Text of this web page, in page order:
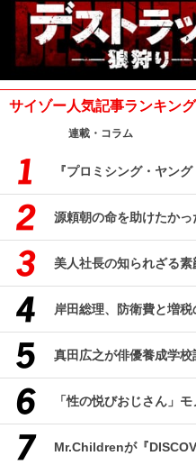
サイゾー人気記事ランキング
連載・コラム
『プロミシング・ヤン
源頼朝の命を助けたかっ
美人社長の知られざる素
岸田総理、防衛費と増税
真田広之が俳優養成学校
「性の悦びおじさん」モ
Mr.Childrenが『